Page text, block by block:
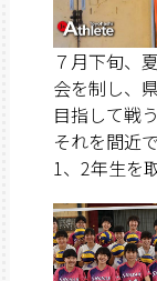
７月下旬、
会を制し、
目指して戦
それを間近
1、2年生を